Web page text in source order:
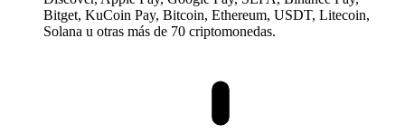
Bitget, KuCoin Pay, Bitcoin, Ethereum, USDT, Litecoin,
Solana u otras más de 70 criptomonedas.